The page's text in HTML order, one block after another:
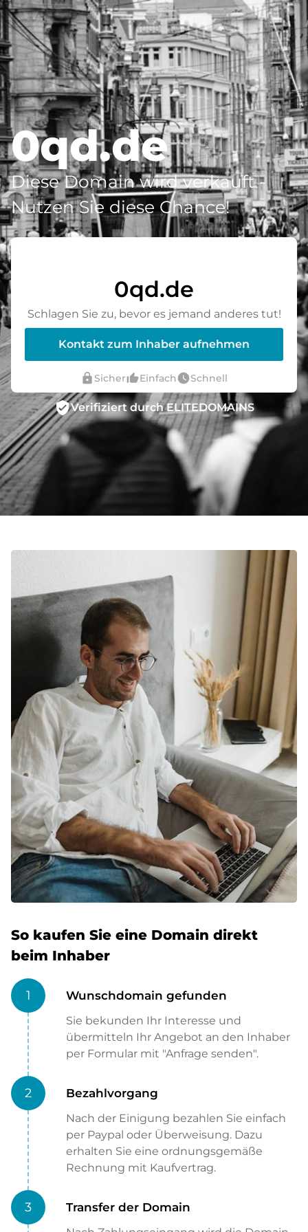
0qd.de
Diese Domain wird verkauft -
Nutzen Sie diese Chance!
0qd.de
Schlagen Sie zu, bevor es jemand anderes tut!
Kontakt zum Inhaber aufnehmen
lock Sicherthumb_up_altEinfachwatch_laterSchnell
verified_userVerifiziert durch ELITEDOMAINS
So kaufen Sie eine Domain direkt
beim Inhaber
1 Wunschdomain gefunden
Sie bekunden Ihr Interesse und
übermitteln Ihr Angebot an den Inhaber
per Formular mit "Anfrage senden".
2 Bezahlvorgang
Nach der Einigung bezahlen Sie einfach
per Paypal oder Überweisung. Dazu
erhalten Sie eine ordnungsgemäße
Rechnung mit Kaufvertrag.
3 Transfer der Domain